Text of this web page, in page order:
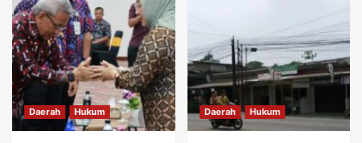
Daerah Hukum Daerah Hukum